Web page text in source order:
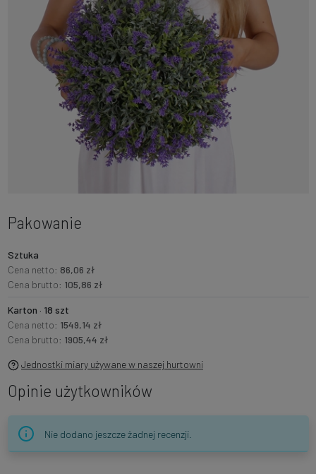
Pakowanie
Sztuka
Cena netto: 86,06 zł
Cena brutto: 105,86 zł
Karton · 18 szt
Cena netto: 1549,14 zł
Cena brutto: 1905,44 zł
Jednostki miary używane w naszej hurtowni
Opinie użytkowników
Nie dodano jeszcze żadnej recenzji.